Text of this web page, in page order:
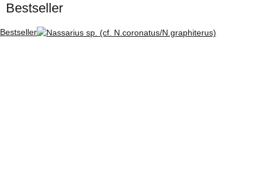
Bestseller
Bestseller